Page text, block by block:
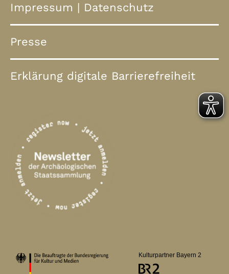
Impressum | Datenschutz
Presse
Erklärung digitale Barrierefreiheit